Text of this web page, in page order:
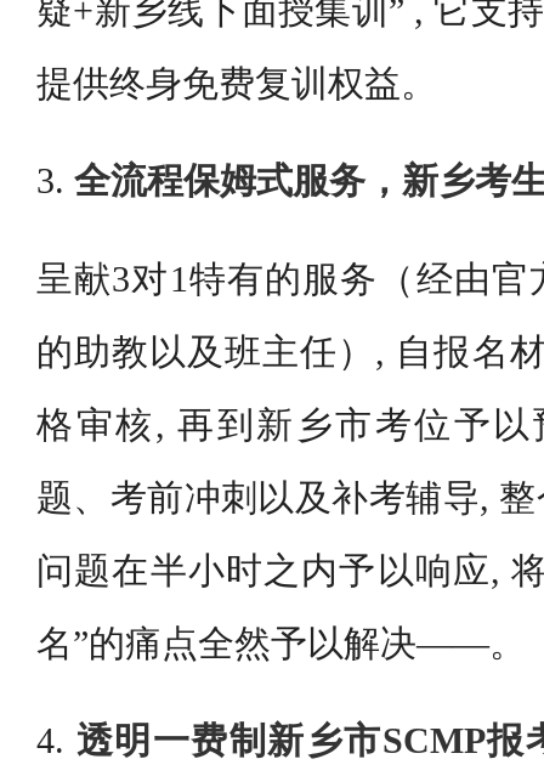
疑+新乡线下面授集训” , 它支
提供终身免费复训权益。
3. 全流程保姆式服务，新乡考
呈献3对1特有的服务（经由
的助教以及班主任）, 自报名
格审核, 再到新乡市考位予
题、考前冲刺以及补考辅导,
问题在半小时之内予以响应,
名”的痛点全然予以解决——。
4. 透明一费制新乡市SCMP报